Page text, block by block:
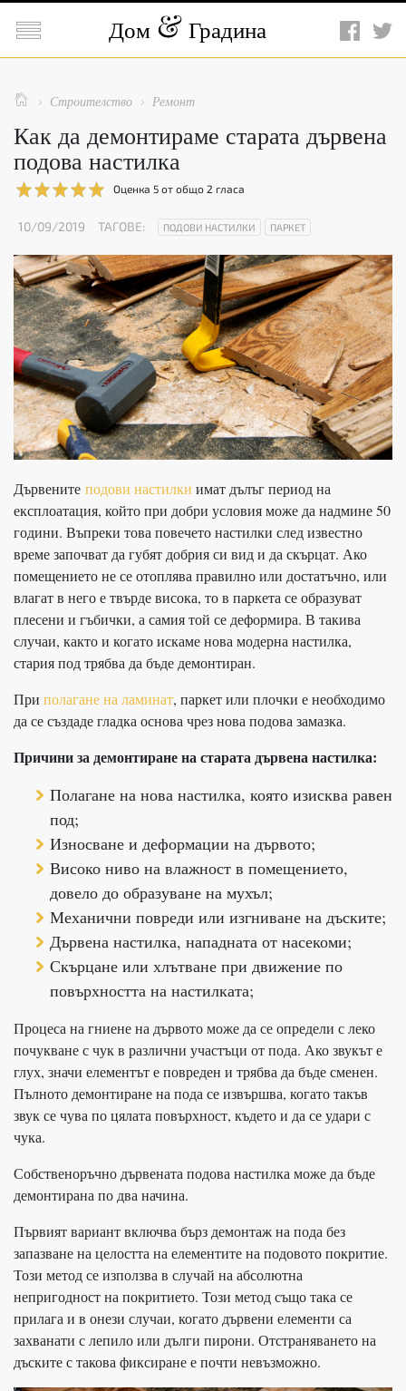
 Дом Градина
  Строителство  Ремонт
Как да демонтираме старата дървена
подова настилка
Оценка 5 от общо 2 гласа
10/09/2019 ТАГОВЕ: ПОДОВИ НАСТИЛКИ ПАРКЕТ
Дървените подови настилки имат дълъг период на
експлоатация, който при добри условия може да надмине 50
години. Въпреки това повечето настилки след известно
време започват да губят добрия си вид и да скърцат. Ако
помещението не се отоплява правилно или достатъчно, или
влагат в него е твърде висока, то в паркета се образуват
плесени и гъбички, а самия той се деформира. В такива
случаи, както и когато искаме нова модерна настилка,
стария под трябва да бъде демонтиран.
При полагане на ламинат, паркет или плочки е необходимо
да се създаде гладка основа чрез нова подова замазка.
Причини за демонтиране на старата дървена настилка:
Полагане на нова настилка, която изисква равен
под;
Износване и деформации на дървото;
Високо ниво на влажност в помещението,
довело до образуване на мухъл;
Механични повреди или изгниване на дъските;
Дървена настилка, нападната от насекоми;
Скърцане или хлътване при движение по
повърхността на настилката;
Процеса на гниене на дървото може да се определи с леко
почукване с чук в различни участъци от пода. Ако звукът е
глух, значи елементът е повреден и трябва да бъде сменен.
Пълното демонтиране на пода се извършва, когато такъв
звук се чува по цялата повърхност, където и да се удари с
чука.
Собственоръчно дървената подова настилка може да бъде
демонтирана по два начина.
Първият вариант включва бърз демонтаж на пода без
запазване на целостта на елементите на подовото покритие.
Този метод се използва в случай на абсолютна
непригодност на покритието. Този метод също така се
прилага и в онези случаи, когато дървени елементи са
захванати с лепило или дълги пирони. Отстраняването на
дъските с такова фиксиране е почти невъзможно.